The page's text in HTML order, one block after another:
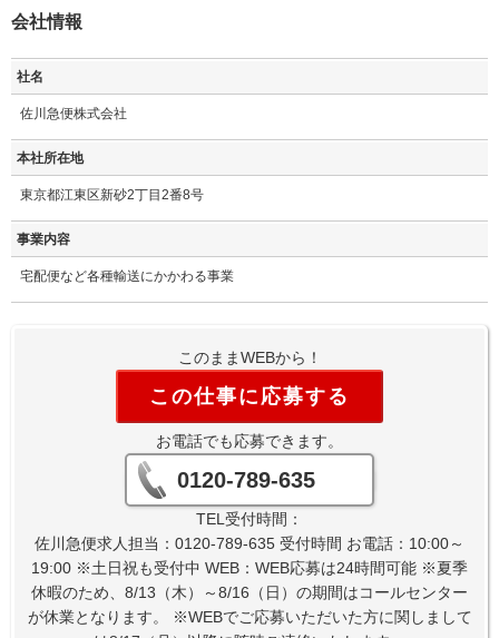
会社情報
社名
佐川急便株式会社
本社所在地
東京都江東区新砂2丁目2番8号
事業内容
宅配便など各種輸送にかかわる事業
このままWEBから！
この仕事に応募する
お電話でも応募できます。
0120-789-635
TEL受付時間：
佐川急便求人担当：0120-789-635 受付時間 お電話：10:00～
19:00 ※土日祝も受付中 WEB：WEB応募は24時間可能 ※夏季
休暇のため、8/13（木）～8/16（日）の期間はコールセンター
が休業となります。 ※WEBでご応募いただいた方に関しまして